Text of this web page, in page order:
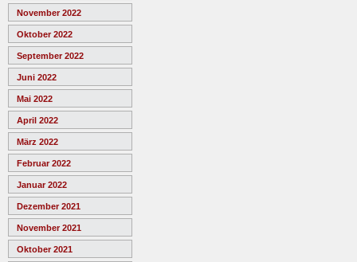
November 2022
Oktober 2022
September 2022
Juni 2022
Mai 2022
April 2022
März 2022
Februar 2022
Januar 2022
Dezember 2021
November 2021
Oktober 2021